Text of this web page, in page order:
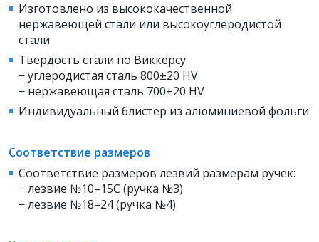
Изготовлено из высококачественной
нержавеющей стали или высокоуглеродистой
стали
Твердость стали по Виккерсу
− углеродистая сталь 800±20 HV
− нержавеющая сталь 700±20 HV
Индивидуальный блистер из алюминиевой фольги
Соответствие размеров
Соответствие размеров лезвий размерам ручек:
− лезвие №10–15С (ручка №3)
− лезвие №18–24 (ручка №4)